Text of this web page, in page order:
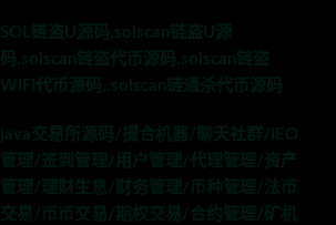
SOL链盗U源码,solscan链盗U源
码,solscan链盗代币源码,solscan链盗
WIFI代币源码,,solscan链通杀代币源码
java交易所源码/撮合机器/聊天社群/IEO
管理/签到管理/用户管理/代理管理/资产
管理/理财生息/财务管理/币种管理/法币
交易/币币交易/期权交易/合约管理/矿机